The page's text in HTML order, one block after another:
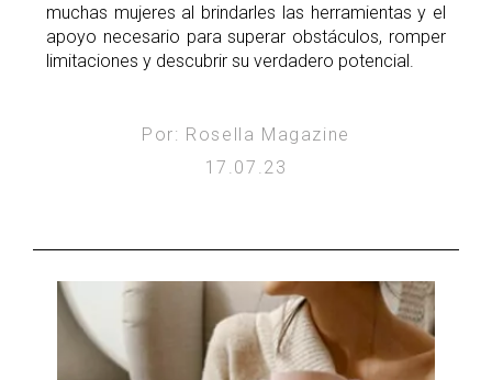
muchas mujeres al brindarles las herramientas y el
apoyo necesario para superar obstáculos, romper
limitaciones y descubrir su verdadero potencial.
Por: Rosella Magazine
17.07.23